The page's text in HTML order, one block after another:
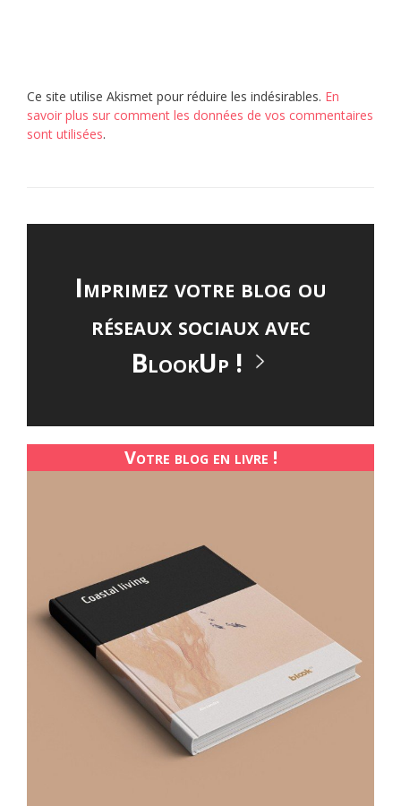
Ce site utilise Akismet pour réduire les indésirables. En
savoir plus sur comment les données de vos commentaires
sont utilisées.
Imprimez votre blog ou
réseaux sociaux avec
BlookUp !
Votre blog en livre !